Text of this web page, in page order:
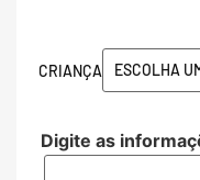
CRIANÇA
Digite as